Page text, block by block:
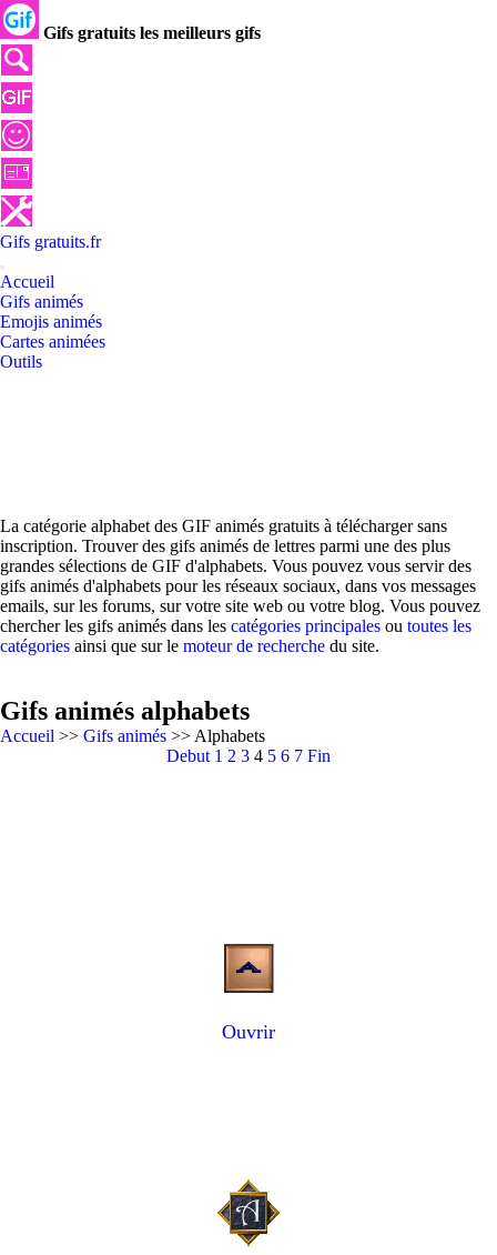
Gifs gratuits les meilleurs gifs
Gifs gratuits.fr
Accueil
Gifs animés
Emojis animés
Cartes animées
Outils
La catégorie alphabet des GIF animés gratuits à télécharger sans
inscription. Trouver des gifs animés de lettres parmi une des plus
grandes sélections de GIF d'alphabets. Vous pouvez vous servir des
gifs animés d'alphabets pour les réseaux sociaux, dans vos messages
emails, sur les forums, sur votre site web ou votre blog. Vous pouvez
chercher les gifs animés dans les catégories principales ou toutes les
catégories ainsi que sur le moteur de recherche du site.
Gifs animés alphabets
Accueil >> Gifs animés >> Alphabets
Debut 1 2 3 4 5 6 7 Fin
Ouvrir